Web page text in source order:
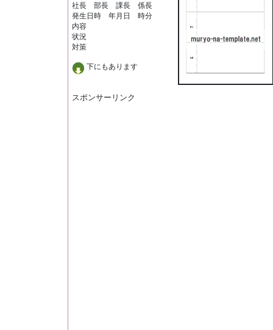
社長 部長 課長 係長
発生日時 年月日 時分
内容
状況
対策
下にもあります
スポンサーリンク